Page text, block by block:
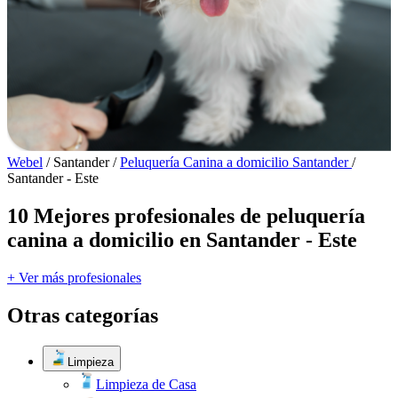
Webel / Santander / Peluquería Canina a domicilio Santander/
Santander - Este
10 Mejores profesionales de peluquería
canina a domicilio en Santander - Este
+ Ver más profesionales
Otras categorías
Limpieza
Limpieza de Casa